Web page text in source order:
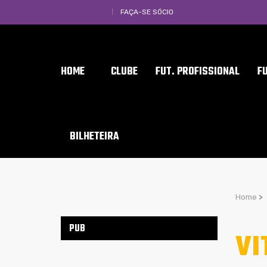
FAÇA-SE SÓCIO
HOME CLUBE FUT. PROFISSIONAL
BILHETEIRA
Home >
PUB